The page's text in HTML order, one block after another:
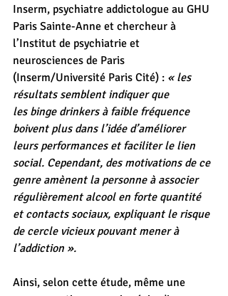
Inserm, psychiatre addictologue au GHU
Paris Sainte-Anne et chercheur à
l’Institut de psychiatrie et
neurosciences de Paris
(Inserm/Université Paris Cité) : « les
résultats semblent indiquer que
les binge drinkers à faible fréquence
boivent plus dans l’idée d’améliorer
leurs performances et faciliter le lien
social. Cependant, des motivations de ce
genre amènent la personne à associer
régulièrement alcool en forte quantité
et contacts sociaux, expliquant le risque
de cercle vicieux pouvant mener à
l’addiction ».
Ainsi, selon cette étude, même une